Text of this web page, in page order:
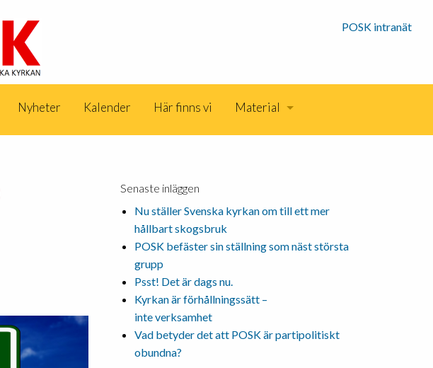
POSK intranät
Nyheter Kalender Här finns vi Material
Senaste inläggen
Nu ställer Svenska kyrkan om till ett mer
hållbart skogsbruk
POSK befäster sin ställning som näst största
grupp
Psst! Det är dags nu.
Kyrkan är förhållningssätt –
inte verksamhet
Vad betyder det att POSK är partipolitiskt
obundna?